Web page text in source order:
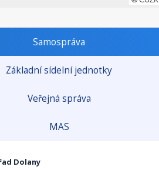
Samospráva
Základní sídelní jednotky
Veřejná správa
MAS
Dolany